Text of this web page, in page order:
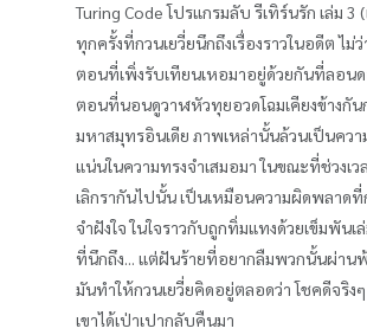
Turing Code โปรแกรมลับ รีเทิร์นรัก เล่ม 3
ทุกครั้งที่กวนเยวี่ยนึกถึงเรื่องราวในอดีต ไม่
ตอนที่เพิ่งรับเทียนเหอมาอยู่ด้วยกันที่ลอน
ตอนที่นอนดูวาฬหัวทุยอวดโฉมเคียงข้างกัน
มหาสมุทรอินเดีย ภาพเหล่านั้นล้วนเป็นคว
แน่นในความทรงจำเสมอมา ในขณะที่ช่วงเว
เลิกรากันไปนั้น เป็นเหมือนความผิดพลาดที่
จำฝังใจ ในใจราวกับถูกทิ่มแทงด้วยเข็มพันเ
ที่นึกถึง... แต่ฝันร้ายที่อยากลืมพวกนั้นผ่าน
มันทำให้กวนเยวี่ยคิดอยู่ตลอดว่า โชคดีจริง
เขาได้เป่าเปากลับคืนมา